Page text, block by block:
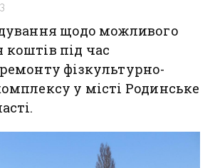
щодо можливого
під час
фізкультурно-
у місті Родинське